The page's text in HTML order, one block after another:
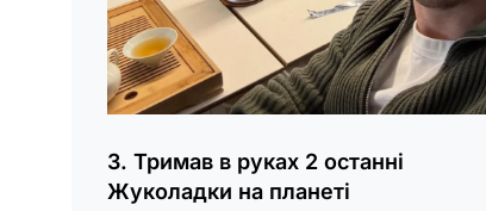
3. Тримав в руках 2 останні
Жуколадки на планеті